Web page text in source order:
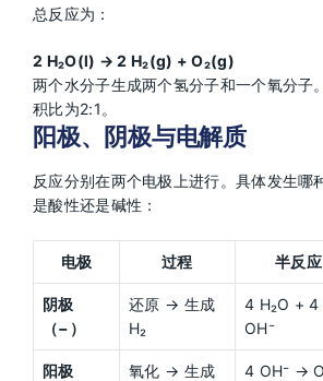
总反应为：
2 H₂O(l) → 2 H₂(g) + O₂(g)
两个水分子生成两个氢分子和一个氧分子
积比为2:1。
阳极、阴极与电解质
反应分别在两个电极上进行。具体发生哪
是酸性还是碱性：
电极 过程 半反应
阴极
（−）
还原 → 生成
H₂
4 H₂O +
OH⁻
阳极
氧化 → 生成
4 OH⁻ →